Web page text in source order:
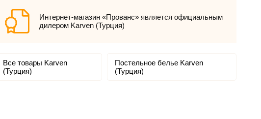
Интернет-магазин «Прованс» является официальным
дилером Karven (Турция)
Все товары Karven
(Турция)
Постельное белье Karven
(Турция)